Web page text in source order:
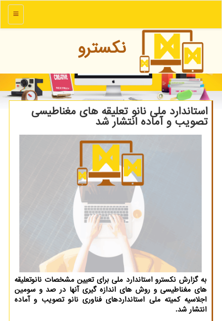
منو
نكسترو
استاندارد ملی نانو تعلیقه های مغناطیسی
تصویب و آماده انتشار شد
به گزارش نکسترو استاندارد ملی برای تعیین مشخصات نانوتعلیقه
های مغناطیسی و روش های اندازه گیری آنها در صد و سومین
اجلاسیه کمیته ملی استانداردهای فناوری نانو تصویب و آماده
انتشار شد.